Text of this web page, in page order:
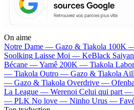
On aime
Notre Dame — Gazo & Tiakola 100K
Soolking Laisse Moi — KeBlack
Bécane —Yamê 200K — Tiakola
— Tiakola Outro — Gazo & Tiakola
— Gazo & Tiakola Overdrive —
La League — Werenoi Celui qui part —
— PLK No love — Ninho Urus —